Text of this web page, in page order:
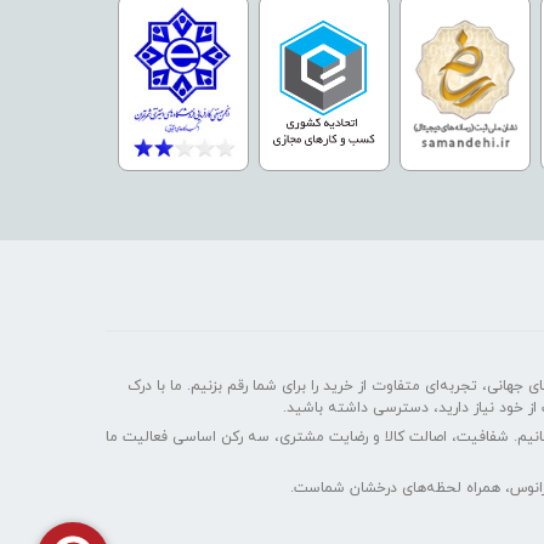
جهانی، تجربه‌ای متفاوت از خرید را برای شما رقم بزنیم. ما با درک
خود نیاز دارید، دسترسی داشته باشید.
شفافیت، اصالت کالا و رضایت مشتری، سه رکن اساسی فعالیت ما
همراه لحظه‌های درخشان شماست.